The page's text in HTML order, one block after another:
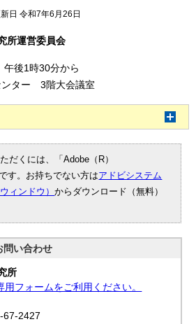
日 令和7年6月26日
所運営委員会
後1時30分から
ター 3階大会議室
だくには、「Adobe（R）
す。お持ちでない方はアドビシステム
ィンドウ）からダウンロード（無料）
問い合わせ
所
用フォームをご利用ください。
2427